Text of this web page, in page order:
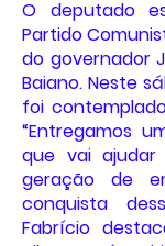
O deputado
Partido
do governador
Baiano. Neste
foi
“Entregamos
que vai
geração de
conquista
Fabrício